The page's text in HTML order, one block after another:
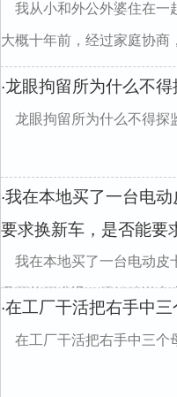
我从小和外公外婆住在一
大概十年前，经过家庭协商
·龙眼拘留所为什么不得
龙眼拘留所为什么不得探
·我在本地买了一台电
要求换新车，是否能要
我在本地买了一台电动皮
是否能要求退？经销处说拿
·在工厂干活把右手中
在工厂干活把右手中三个